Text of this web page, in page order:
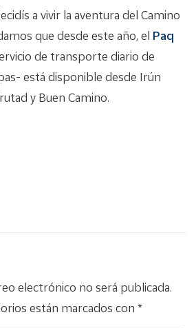
a vivir la aventura del Camino
que desde este año, el Paq
de transporte diario de
está disponible desde Irún
y Buen Camino.
electrónico no será publicada.
están marcados con *